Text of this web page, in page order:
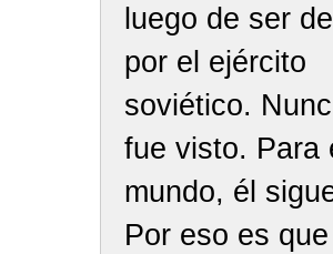
luego de ser
por el ejército
soviético.
fue visto. Para
mundo, él
Por eso es